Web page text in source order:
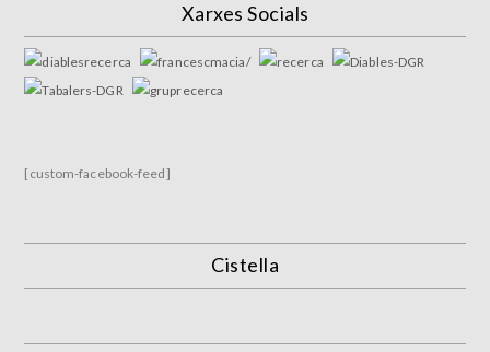
Xarxes Socials
[custom-facebook-feed]
Cistella